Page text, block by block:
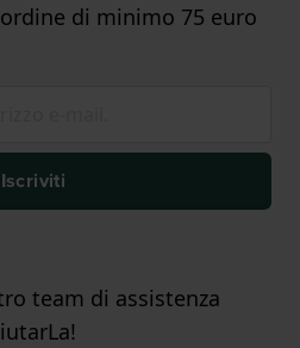
di minimo 75 euro
Iscriviti
team di assistenza